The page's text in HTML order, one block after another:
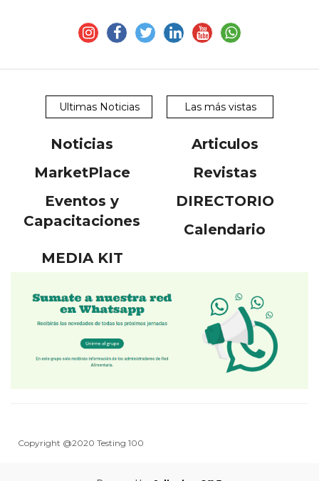
Ultimas Noticias Las más vistas
Noticias
Articulos
MarketPlace
Revistas
Eventos y
Capacitaciones
DIRECTORIO
Calendario
MEDIA KIT
Copyright @2020 Testing 100